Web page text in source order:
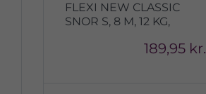
FLEXI NEW CLASSIC
SNOR S, 8 M, 12 KG,
189,95 kr.